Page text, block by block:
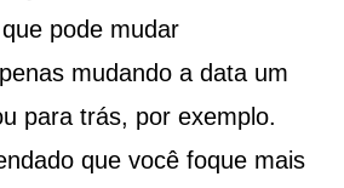
pode mudar
mudando a data um
para trás, por exemplo.
que você foque mais